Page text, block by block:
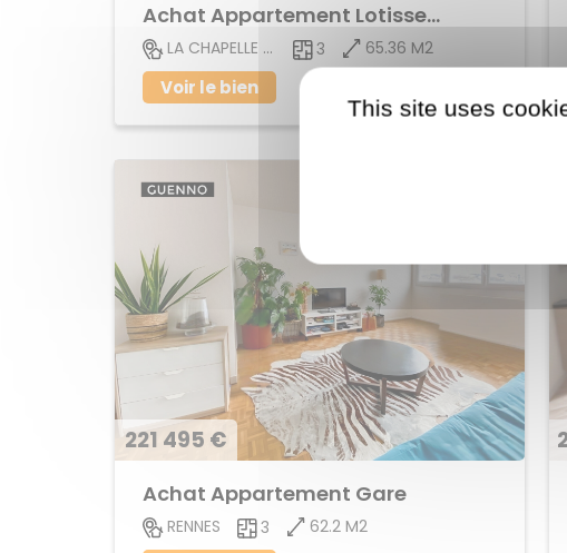
Achat Appartement Lotissement
LA CHAPELLE DES FOUGERETZ 3 65.36 M2
Voir le bien
221 495 €
Achat Appartement Gare
RENNES 3 62.2 M2
This site uses